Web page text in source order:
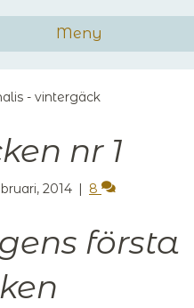
Meny
nr 1
2014 8
första